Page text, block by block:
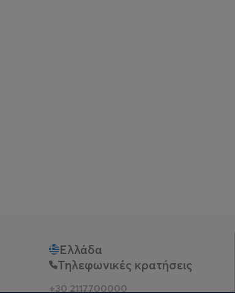
Ελλάδα
Τηλεφωνικές κρατήσεις
+30 2117700000